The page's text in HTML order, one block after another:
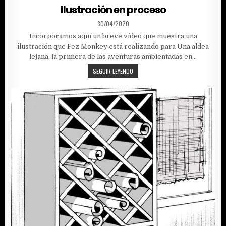
Ilustración en proceso
PUBLISHED
DATE:
30/04/2020
Incorporamos aquí un breve vídeo que muestra una
ilustración que Fez Monkey está realizando para Una aldea
lejana, la primera de las aventuras ambientadas en…
SEGUIR LEYENDO
EN
PROCESO